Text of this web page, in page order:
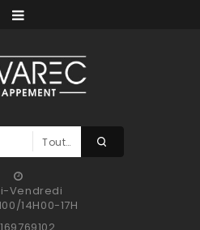
Toutes Les Catégories
Vendredi
14H00-17H